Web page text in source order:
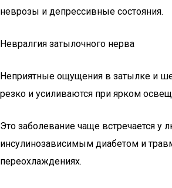
неврозы и депрессивные состояния.
Невралгия затылочного нерва
Неприятные ощущения в затылке и
резко и усиливаются при ярком
Это заболевание чаще встречается
инсулинозависимым диабетом и
переохлаждениях.